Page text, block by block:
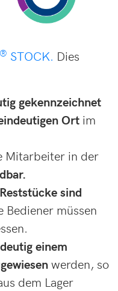
® STOCK. Dies
gekennzeichnet
Ort im
Mitarbeiter in der
sind
Bediener müssen
einem
werden, so
dem Lager